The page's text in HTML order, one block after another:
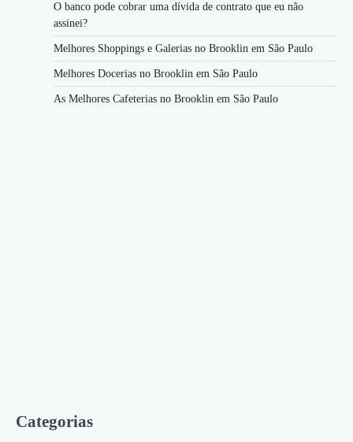
O banco pode cobrar uma dívida de contrato que eu não
assinei?
Melhores Shoppings e Galerias no Brooklin em São Paulo
Melhores Docerias no Brooklin em São Paulo
As Melhores Cafeterias no Brooklin em São Paulo
Categorias